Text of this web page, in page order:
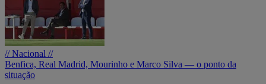
// Nacional //
Benfica, Real Madrid, Mourinho e Marco Silva — o ponto da
situação